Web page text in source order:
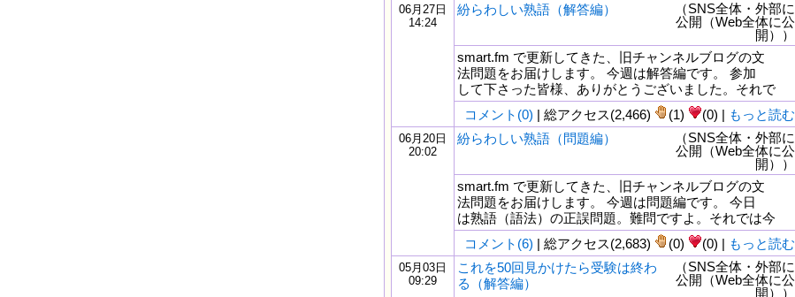
06月27日
14:24
紛らわしい熟語（解答編）
（SNS全体・外部に
公開（Web全体に公
開））
smart.fm で更新してきた、旧チャンネルブログの文
法問題をお届けします。 今週は解答編です。 参加
して下さった皆様、ありがとうございました。それで
コメント(0) | 総アクセス(2,466) (1) (0) | もっと読む
06月20日
20:02
紛らわしい熟語（問題編）
（SNS全体・外部に
公開（Web全体に公
開））
smart.fm で更新してきた、旧チャンネルブログの文
法問題をお届けします。 今週は問題編です。 今日
は熟語（語法）の正誤問題。難問ですよ。それでは今
コメント(6) | 総アクセス(2,683) (0) (0) | もっと読む
05月03日
09:29
これを50回見かけたら受験は終わ
る（解答編）
（SNS全体・外部に
公開（Web全体に公
開））